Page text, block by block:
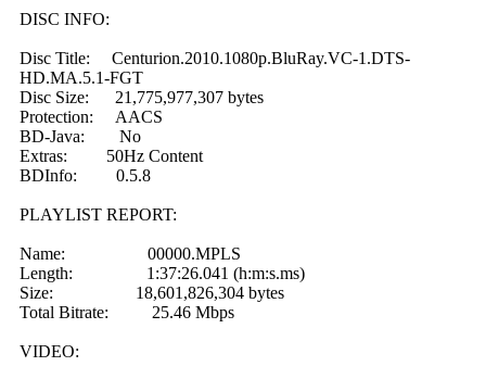
DISC INFO:
Disc Title: Centurion.2010.1080p.BluRay.VC-1.DTS-
HD.MA.5.1-FGT
Disc Size: 21,775,977,307 bytes
Protection: AACS
BD-Java: No
Extras: 50Hz Content
BDInfo: 0.5.8
PLAYLIST REPORT:
Name: 00000.MPLS
Length: 1:37:26.041 (h:m:s.ms)
Size: 18,601,826,304 bytes
Total Bitrate: 25.46 Mbps
VIDEO: